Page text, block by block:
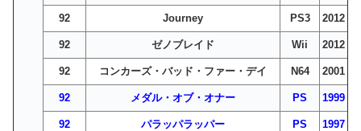
92 Journey PS3 2012
92 ゼノブレイド Wii 2012
92 コンカーズ・バッド・ファー・デイ N64 2001
92 メダル・オブ・オナー PS 1999
92 パラッパラッパー PS 1997